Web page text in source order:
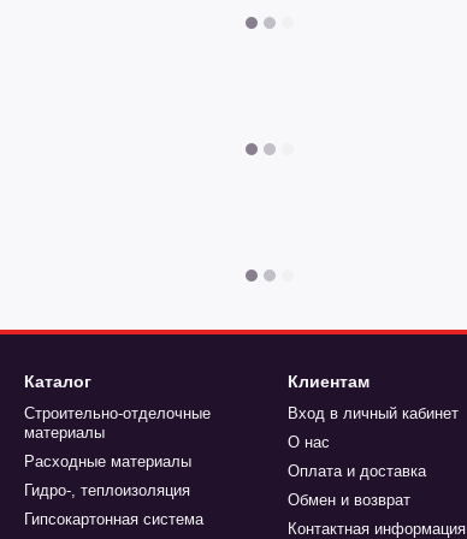
Каталог
Строительно-отделочные
материалы
Расходные материалы
Гидро-, теплоизоляция
Гипсокартонная система
Клиентам
Вход в личный кабинет
О нас
Оплата и доставка
Обмен и возврат
Контактная информация